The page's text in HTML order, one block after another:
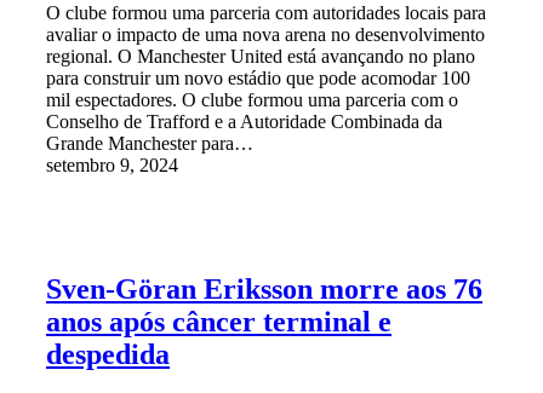
O clube formou uma parceria com autoridades locais para
avaliar o impacto de uma nova arena no desenvolvimento
regional. O Manchester United está avançando no plano
para construir um novo estádio que pode acomodar 100
mil espectadores. O clube formou uma parceria com o
Conselho de Trafford e a Autoridade Combinada da
Grande Manchester para…
setembro 9, 2024
Sven-Göran Eriksson morre aos 76
anos após câncer terminal e
despedida